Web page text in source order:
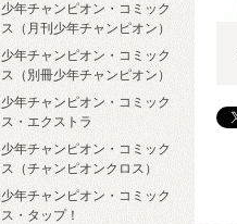
少年チャンピオン・コミック
ス（月刊少年チャンピオン）
少年チャンピオン・コミック
ス（別冊少年チャンピオン）
少年チャンピオン・コミック
ス・エクストラ
少年チャンピオン・コミック
ス（チャンピオンクロス）
少年チャンピオン・コミック
ス・タップ！